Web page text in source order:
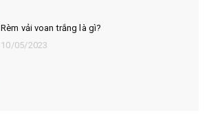
Rèm vải voan trắng là gì?
10/05/2023